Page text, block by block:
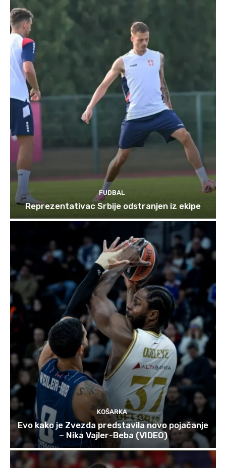
FUDBAL
Reprezentativac Srbije odstranjen iz ekipe
KOŠARKA
Evo kako je Zvezda predstavila novo pojačanje
– Nika Vajler-Beba (VIDEO)